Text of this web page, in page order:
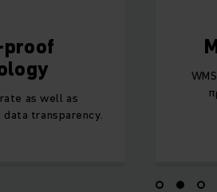
proof
as well as
transparency.